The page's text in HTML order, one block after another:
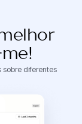
sobre diferentes